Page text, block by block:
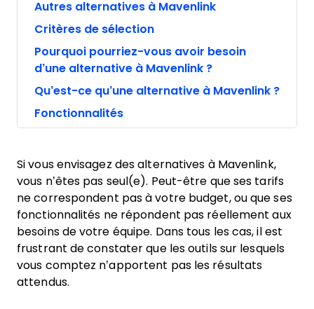
Autres alternatives à Mavenlink
Critères de sélection
Pourquoi pourriez-vous avoir besoin
d’une alternative à Mavenlink ?
Qu’est-ce qu’une alternative à Mavenlink ?
Fonctionnalités
Si vous envisagez des alternatives à Mavenlink,
vous n’êtes pas seul(e). Peut-être que ses tarifs
ne correspondent pas à votre budget, ou que ses
fonctionnalités ne répondent pas réellement aux
besoins de votre équipe. Dans tous les cas, il est
frustrant de constater que les outils sur lesquels
vous comptez n’apportent pas les résultats
attendus.